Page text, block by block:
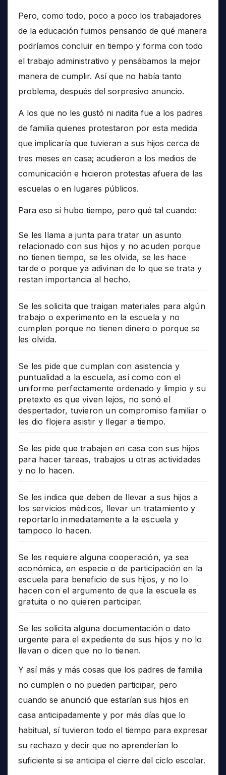
Pero, como todo, poco a poco los trabajadores
de la educación fuimos pensando de qué manera
podríamos concluir en tiempo y forma con todo
el trabajo administrativo y pensábamos la mejor
manera de cumplir. Así que no había tanto
problema, después del sorpresivo anuncio.
A los que no les gustó ni nadita fue a los padres
de familia quienes protestaron por esta medida
que implicaría que tuvieran a sus hijos cerca de
tres meses en casa; acudieron a los medios de
comunicación e hicieron protestas afuera de las
escuelas o en lugares públicos.
Para eso sí hubo tiempo, pero qué tal cuando:
Se les llama a junta para tratar un asunto
relacionado con sus hijos y no acuden porque
no tienen tiempo, se les olvida, se les hace
tarde o porque ya adivinan de lo que se trata y
restan importancia al hecho.
Se les solicita que traigan materiales para algún
trabajo o experimento en la escuela y no
cumplen porque no tienen dinero o porque se
les olvida.
Se les pide que cumplan con asistencia y
puntualidad a la escuela, así como con el
uniforme perfectamente ordenado y limpio y su
pretexto es que viven lejos, no sonó el
despertador, tuvieron un compromiso familiar o
les dio flojera asistir y llegar a tiempo.
Se les pide que trabajen en casa con sus hijos
para hacer tareas, trabajos u otras actividades
y no lo hacen.
Se les indica que deben de llevar a sus hijos a
los servicios médicos, llevar un tratamiento y
reportarlo inmediatamente a la escuela y
tampoco lo hacen.
Se les requiere alguna cooperación, ya sea
económica, en especie o de participación en la
escuela para beneficio de sus hijos, y no lo
hacen con el argumento de que la escuela es
gratuita o no quieren participar.
Se les solicita alguna documentación o dato
urgente para el expediente de sus hijos y no lo
llevan o dicen que no lo tienen.
Y así más y más cosas que los padres de familia
no cumplen o no pueden participar, pero
cuando se anunció que estarían sus hijos en
casa anticipadamente y por más días que lo
habitual, sí tuvieron todo el tiempo para expresar
su rechazo y decir que no aprenderían lo
suficiente si se anticipa el cierre del ciclo escolar.